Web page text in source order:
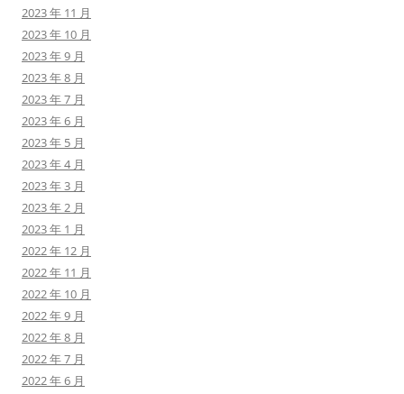
2023 年 11 月
2023 年 10 月
2023 年 9 月
2023 年 8 月
2023 年 7 月
2023 年 6 月
2023 年 5 月
2023 年 4 月
2023 年 3 月
2023 年 2 月
2023 年 1 月
2022 年 12 月
2022 年 11 月
2022 年 10 月
2022 年 9 月
2022 年 8 月
2022 年 7 月
2022 年 6 月